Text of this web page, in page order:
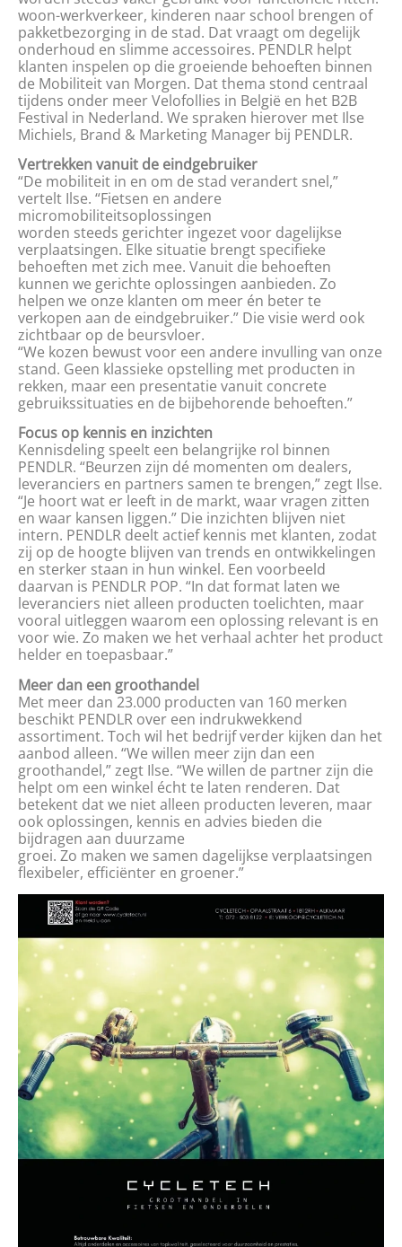
woon-werkverkeer, kinderen naar school brengen of
pakketbezorging in de stad. Dat vraagt om degelijk
onderhoud en slimme accessoires. PENDLR helpt
klanten inspelen op die groeiende behoeften binnen
de Mobiliteit van Morgen. Dat thema stond centraal
tijdens onder meer Velofollies in België en het B2B
Festival in Nederland. We spraken hierover met Ilse
Michiels, Brand & Marketing Manager bij PENDLR.
Vertrekken vanuit de eindgebruiker
“De mobiliteit in en om de stad verandert snel,”
vertelt Ilse. “Fietsen en andere
micromobiliteitsoplossingen
worden steeds gerichter ingezet voor dagelijkse
verplaatsingen. Elke situatie brengt specifieke
behoeften met zich mee. Vanuit die behoeften
kunnen we gerichte oplossingen aanbieden. Zo
helpen we onze klanten om meer én beter te
verkopen aan de eindgebruiker.” Die visie werd ook
zichtbaar op de beursvloer.
“We kozen bewust voor een andere invulling van onze
stand. Geen klassieke opstelling met producten in
rekken, maar een presentatie vanuit concrete
gebruikssituaties en de bijbehorende behoeften.”
Focus op kennis en inzichten
Kennisdeling speelt een belangrijke rol binnen
PENDLR. “Beurzen zijn dé momenten om dealers,
leveranciers en partners samen te brengen,” zegt Ilse.
“Je hoort wat er leeft in de markt, waar vragen zitten
en waar kansen liggen.” Die inzichten blijven niet
intern. PENDLR deelt actief kennis met klanten, zodat
zij op de hoogte blijven van trends en ontwikkelingen
en sterker staan in hun winkel. Een voorbeeld
daarvan is PENDLR POP. “In dat format laten we
leveranciers niet alleen producten toelichten, maar
vooral uitleggen waarom een oplossing relevant is en
voor wie. Zo maken we het verhaal achter het product
helder en toepasbaar.”
Meer dan een groothandel
Met meer dan 23.000 producten van 160 merken
beschikt PENDLR over een indrukwekkend
assortiment. Toch wil het bedrijf verder kijken dan het
aanbod alleen. “We willen meer zijn dan een
groothandel,” zegt Ilse. “We willen de partner zijn die
helpt om een winkel écht te laten renderen. Dat
betekent dat we niet alleen producten leveren, maar
ook oplossingen, kennis en advies bieden die
bijdragen aan duurzame
groei. Zo maken we samen dagelijkse verplaatsingen
flexibeler, efficiënter en groener.”